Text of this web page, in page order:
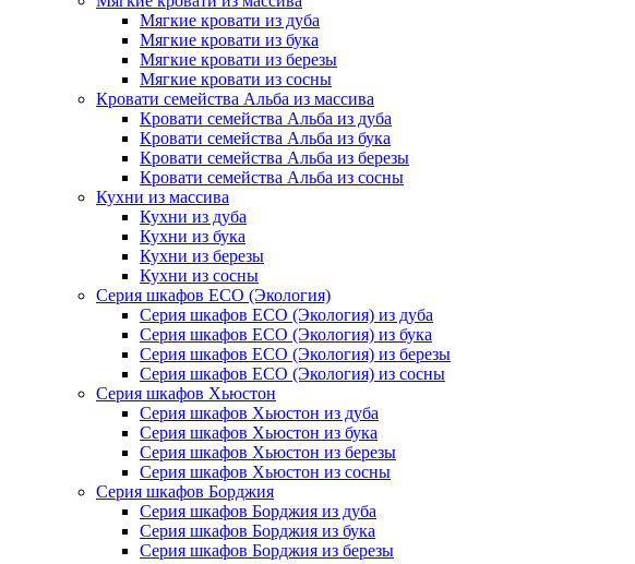
Мягкие кровати из дуба
Мягкие кровати из бука
Мягкие кровати из березы
Мягкие кровати из сосны
Кровати семейства Альба из массива
Кровати семейства Альба из дуба
Кровати семейства Альба из бука
Кровати семейства Альба из березы
Кровати семейства Альба из сосны
Кухни из массива
Кухни из дуба
Кухни из бука
Кухни из березы
Кухни из сосны
Серия шкафов ECO (Экология)
Серия шкафов ECO (Экология) из дуба
Серия шкафов ECO (Экология) из бука
Серия шкафов ECO (Экология) из березы
Серия шкафов ECO (Экология) из сосны
Серия шкафов Хьюстон
Серия шкафов Хьюстон из дуба
Серия шкафов Хьюстон из бука
Серия шкафов Хьюстон из березы
Серия шкафов Хьюстон из сосны
Серия шкафов Борджия
Серия шкафов Борджия из дуба
Серия шкафов Борджия из бука
Серия шкафов Борджия из березы